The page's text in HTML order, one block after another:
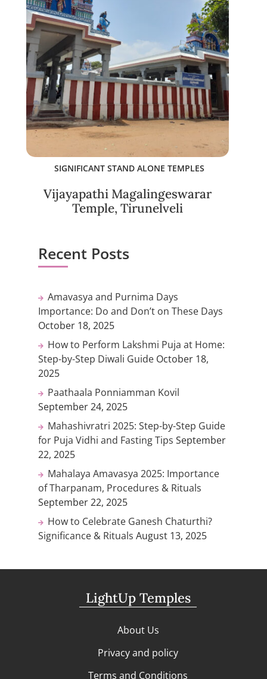
SIGNIFICANT STAND ALONE TEMPLES
Vijayapathi Magalingeswarar
Temple, Tirunelveli
Recent Posts
Amavasya and Purnima Days
Importance: Do and Don’t on These Days
October 18, 2025
How to Perform Lakshmi Puja at Home:
Step-by-Step Diwali Guide October 18,
2025
Paathaala Ponniamman Kovil
September 24, 2025
Mahashivratri 2025: Step-by-Step Guide
for Puja Vidhi and Fasting Tips September
22, 2025
Mahalaya Amavasya 2025: Importance
of Tharpanam, Procedures & Rituals
September 22, 2025
How to Celebrate Ganesh Chaturthi?
Significance & Rituals August 13, 2025
LightUp Temples
About Us
Privacy and policy
Terms and Conditions